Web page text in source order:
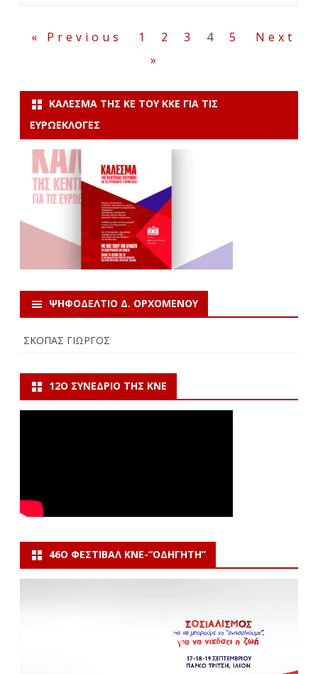
Σελιδοποίηση
« Previous 1 2 3 4 5
Next
»
ΚΆΛΕΣΜΑ ΤΗΣ ΚΕ ΤΟΥ ΚΚΕ ΓΙΑ ΤΙΣ
ΕΥΡΩΕΚΛΟΓΈΣ
ΨΗΦΟΔΕΛΤΙΟ Δ. ΟΡΧΟΜΕΝΟΥ
ΣΚΟΠΑΣ ΓΙΩΡΓΟΣ
12Ο ΣΥΝΈΔΡΙΟ ΤΗΣ ΚΝΕ
46Ο ΦΕΣΤΙΒΆΛ ΚΝΕ-“ΟΔΗΓΗΤΗ”
Πρόγραμμα